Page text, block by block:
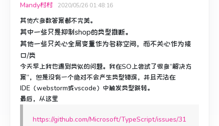
Mandy村村 2020/05/26 01:48:16
其他大多数答案都不完美。
其中一些只是抑制shop的类型推断。
其他一些只关心全局变量作为名称空间，而不关心作为接
口/类
今天早上我也遇到类似的问题。 我在SO上尝试了很多“解决方
案”，但是没有一个绝对不会产生类型错误，并且无法在
IDE（webstorm或vscode）中触发类型跳转。
最后，从这里
https://github.com/Microsoft/TypeScript/issues/31